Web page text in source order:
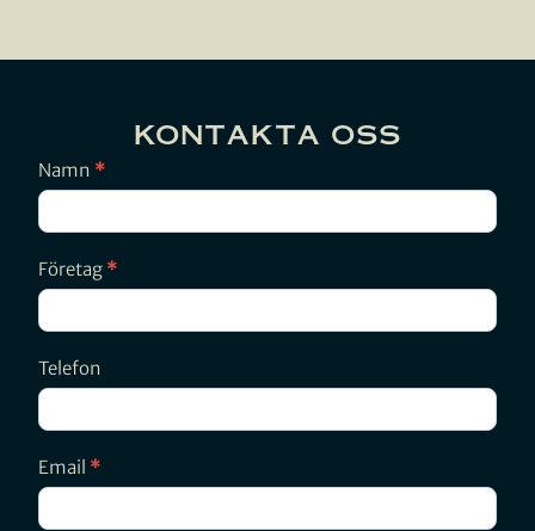
KONTAKTA OSS
Almedalsveckan
Namn *
Företag *
Telefon
Email *